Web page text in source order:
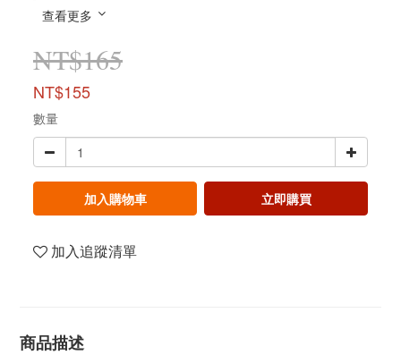
查看更多
NT$165
NT$155
數量
加入購物車 立即購買
加入追蹤清單
商品描述